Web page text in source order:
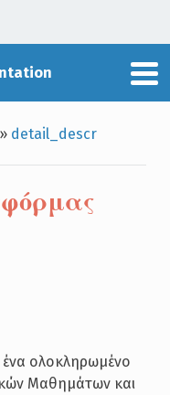
» detail_descr
ολοκληρωμένο
Μαθημάτων και